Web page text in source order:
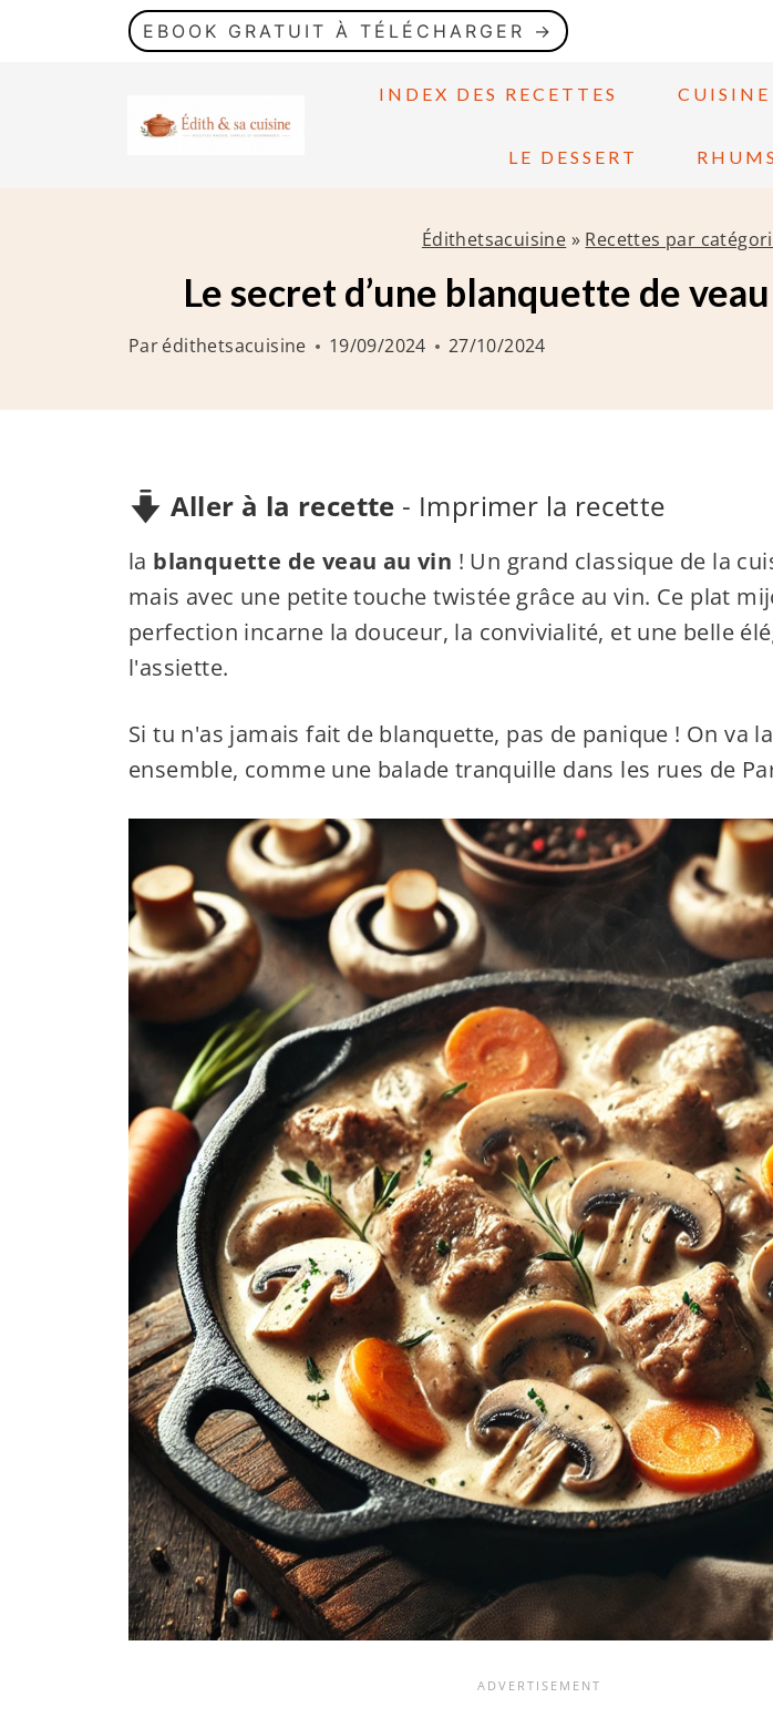
e
EBOOK GRATUIT À TÉLÉCHARGER →
INDEX DES RECETTES CUISINE
LE DESSERT
Édithetsacuisine » Recettes par
Le secret d’une blanquette de
Parédithetsacuisine 19/09/2024 27/10/2024
Aller à la recette - Imprimer la recette
la blanquette de veau au vin ! Un grand classique de la
mais avec une petite touche twistée grâce au vin. Ce plat
perfection incarne la douceur, la convivialité, et une belle
l'assiette.
Si tu n'as jamais fait de blanquette, pas de panique ! On va
ensemble, comme une balade tranquille dans les rues de